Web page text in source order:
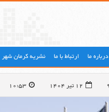
درباره ما ارتباط با ما نشریه کرمان شهر
12 تیر 1404 10:53